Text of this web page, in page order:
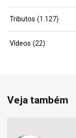
Tributos (1.127)
Vídeos (22)
Veja também